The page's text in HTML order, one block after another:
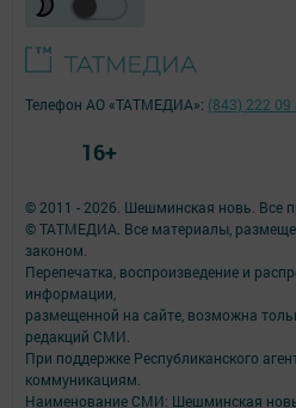
© 2011 - 2026. Шешминская новь. Все
© ТАТМЕДИА. Все материалы,
законом.
Перепечатка, воспроизведение и
информации,
размещенной на сайте, возможна
редакций СМИ.
При поддержке Республиканского
коммуникациям.
Наименование СМИ: Шешминская
Телефон АО «ТАТМЕДИА»: (843) 222 09
16+